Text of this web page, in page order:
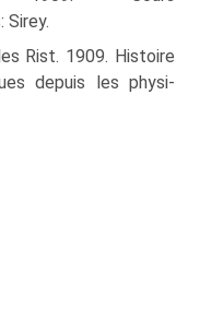
Sirey.
Rist. 1909. Histoire
depuis les physi­